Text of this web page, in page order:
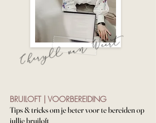
BRUILOFT | VOORBEREIDING
Tips & tricks om je beter voor te bereiden op
jullie bruiloft